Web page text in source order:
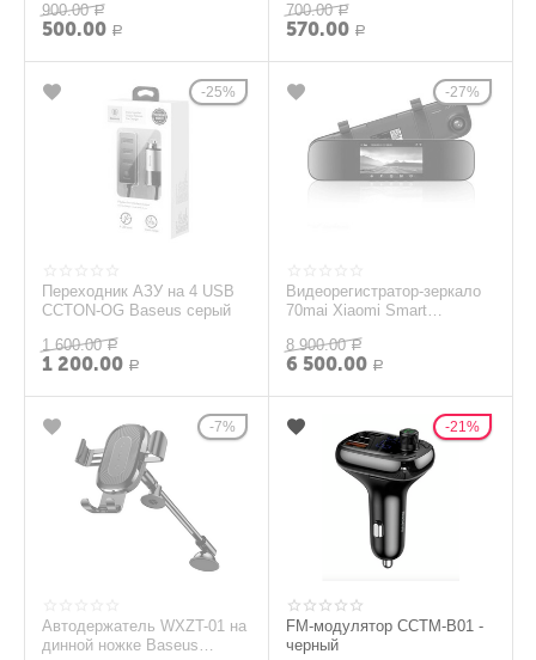
900.00 Р
500.00 Р
700.00 Р
570.00 Р
25%
Переходник АЗУ на 4 USB
CCTON-OG Baseus серый
1 600.00 Р
1 200.00 Р
27%
Видеорегистратор-зеркало
70mai Xiaomi Smart
(global) D04
8 900.00 Р
6 500.00 Р
7%
Автодержатель WXZT-01 на
динной ножке Baseus
21%
FM-модулятор CCTM-B01 -
черный